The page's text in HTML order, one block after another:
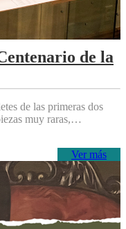
de la
de las primeras dos
muy raras,…
Ver más